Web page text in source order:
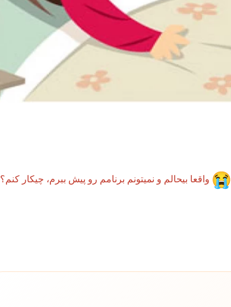
واقعا بیحالم و نمیتونم برنامم رو پیش ببرم، چیکار کنم؟